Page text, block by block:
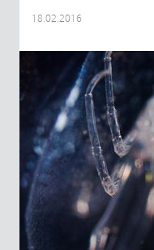
18.02.2016